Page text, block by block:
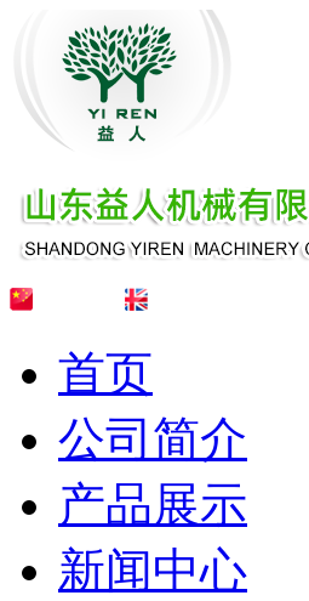
首页
公司简介
产品展示
新闻中心